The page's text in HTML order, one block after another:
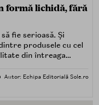
formă lichidă, fără
fie serioasă. Și
produsele cu cel
din întreaga
Autor: Echipa Editorială Sole.ro